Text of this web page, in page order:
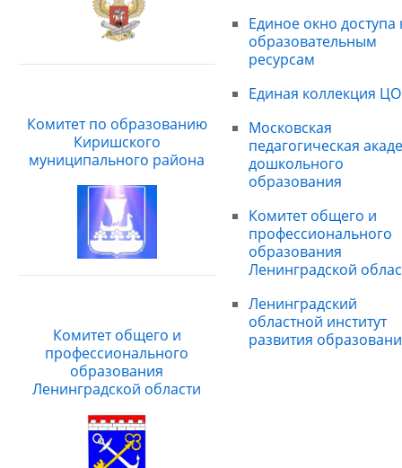
Комитет по образованию
Киришского
муниципального района
Комитет общего и
профессионального
образования
Ленинградской области
Единое окно доступа
образовательным
ресурсам
Единая коллекция
Московская
педагогическая
дошкольного
образования
Комитет общего и
профессионального
образования
Ленинградской
Ленинградский
областной институт
развития